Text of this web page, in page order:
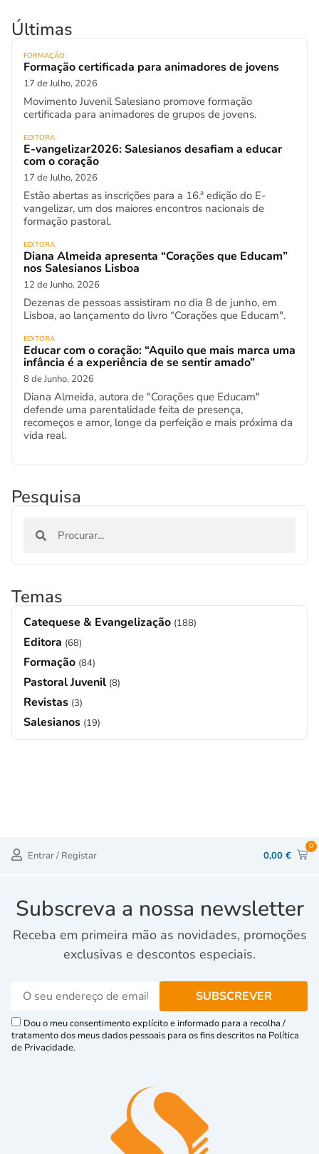
Últimas
FORMAÇÃO
Formação certificada para animadores de jovens
17 de Julho, 2026
Movimento Juvenil Salesiano promove formação
certificada para animadores de grupos de jovens.
EDITORA
E-vangelizar2026: Salesianos desafiam a educar
com o coração
17 de Julho, 2026
Estão abertas as inscrições para a 16.ª edição do E-
vangelizar, um dos maiores encontros nacionais de
formação pastoral.
EDITORA
Diana Almeida apresenta “Corações que Educam”
nos Salesianos Lisboa
12 de Junho, 2026
Dezenas de pessoas assistiram no dia 8 de junho, em
Lisboa, ao lançamento do livro “Corações que Educam".
EDITORA
Educar com o coração: “Aquilo que mais marca uma
infância é a experiência de se sentir amado”
8 de Junho, 2026
Diana Almeida, autora de "Corações que Educam"
defende uma parentalidade feita de presença,
recomeços e amor, longe da perfeição e mais próxima da
vida real.
Pesquisa
Temas
Catequese & Evangelização (188)
Editora (68)
Formação (84)
Pastoral Juvenil (8)
Revistas (3)
Salesianos (19)
Entrar / Registar 0,00 €
0
Subscreva a nossa newsletter
Receba em primeira mão as novidades, promoções
exclusivas e descontos especiais.
Dou o meu consentimento explícito e informado para a recolha /
tratamento dos meus dados pessoais para os fins descritos na Política
de Privacidade.